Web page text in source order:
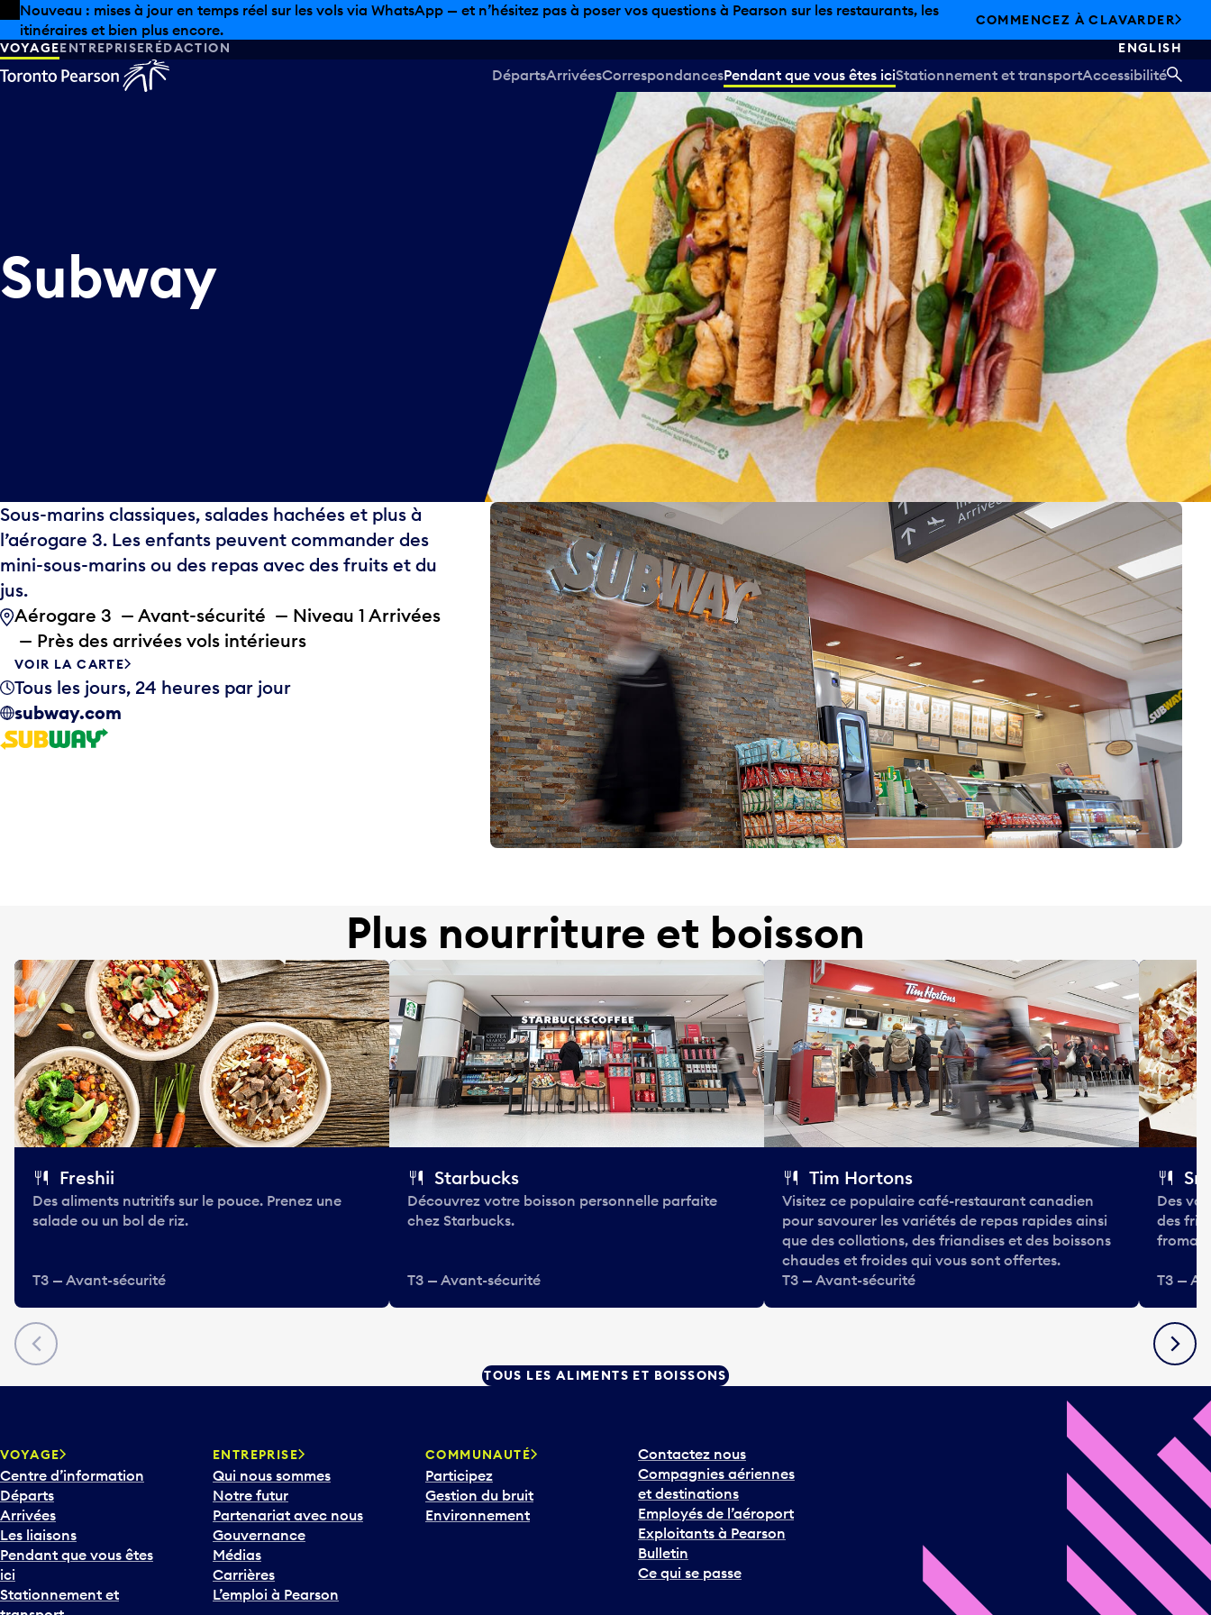
Skip to offers
Passer au contenu principal
Nouveau : mises à jour en temps réel sur les vols via WhatsApp — et n’hésitez pas à poser vos questions à Pearson sur les restaurants, les
itinéraires et bien plus encore.
COMMENCEZ À CLAVARDER
VOYAGEENTREPRISERÉDACTION ENGLISH
DépartsArrivéesCorrespondancesPendant que vous êtes iciStationnement et transportAccessibilité
Subway
Sous-marins classiques, salades hachées et plus à
l’aérogare 3. Les enfants peuvent commander des
mini-sous-marins ou des repas avec des fruits et du
jus.
Aérogare 3 — Avant-sécurité — Niveau 1 Arrivées
— Près des arrivées vols intérieurs
VOIR LA CARTE
Tous les jours, 24 heures par jour
subway.com
Plus nourriture et boisson
Précédent
Freshii
Des aliments nutritifs sur le pouce. Prenez une
salade ou un bol de riz.
T3 — Avant-sécurité
Starbucks
Découvrez votre boisson personnelle parfaite
chez Starbucks.
T3 — Avant-sécurité
Tim Hortons
Visitez ce populaire café-restaurant canadien
pour savourer les variétés de repas rapides ainsi
que des collations, des friandises et des boissons
chaudes et froides qui vous sont offertes.
T3 — Avant-sécurité
Des
des
T3 —
TOUS LES ALIMENTS ET BOISSONS
VOYAGE
Centre d’information
Départs
Arrivées
Les liaisons
Pendant que vous êtes
ici
Stationnement et
ENTREPRISE
Qui nous sommes
Notre futur
Partenariat avec nous
Gouvernance
Médias
Carrières
L’emploi à Pearson
COMMUNAUTÉ
Participez
Gestion du bruit
Environnement
Contactez nous
Compagnies aériennes
et destinations
Employés de l’aéroport
Exploitants à Pearson
Bulletin
Ce qui se passe